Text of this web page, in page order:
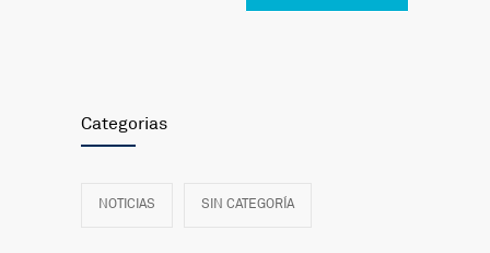
Categorias
NOTICIAS SIN CATEGORÍA